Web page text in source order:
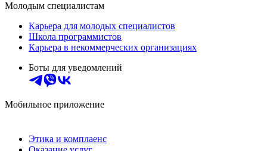
Молодым специалистам
Карьера для молодых специалистов
Школа программистов
Карьера в некоммерческих организациях
Боты для уведомлений
Мобильное приложение
Этика и комплаенс